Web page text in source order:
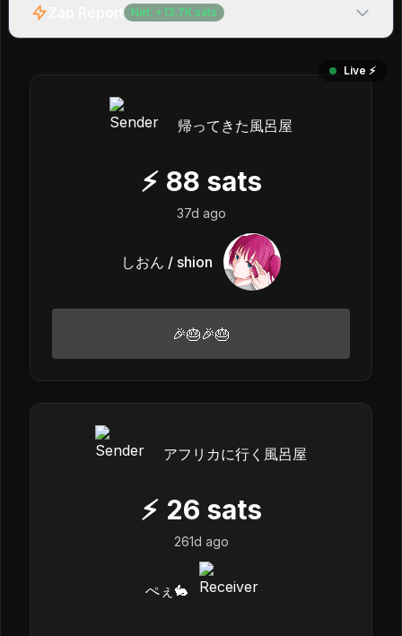
Net: + 13.7K sats
Live ⚡️
帰ってきた風呂屋
⚡ 88 sats
37d ago
しおん / shion
🎉🎂🎉🎂
アフリカに行く風呂屋
⚡ 26 sats
261d ago
ぺぇ🐇